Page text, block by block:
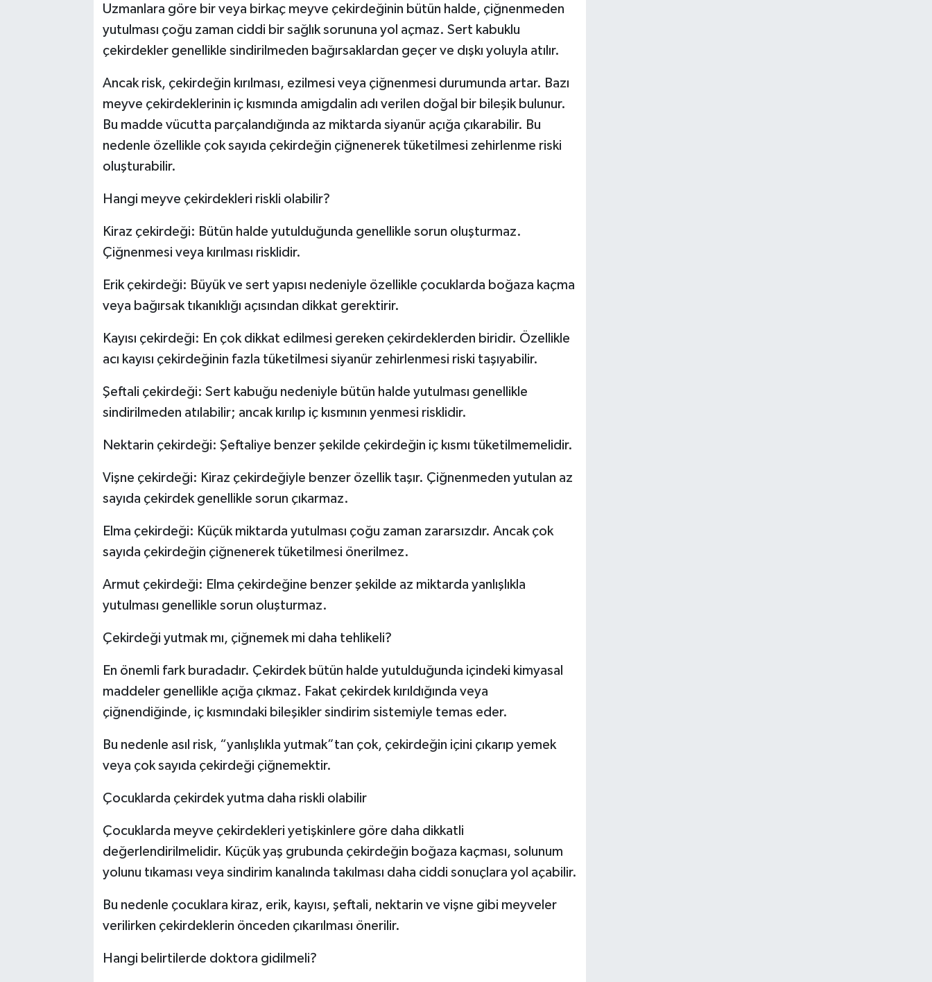
Uzmanlara göre bir veya birkaç meyve çekirdeğinin bütün halde, çiğnenmeden
yutulması çoğu zaman ciddi bir sağlık sorununa yol açmaz. Sert kabuklu
çekirdekler genellikle sindirilmeden bağırsaklardan geçer ve dışkı yoluyla atılır.
Ancak risk, çekirdeğin kırılması, ezilmesi veya çiğnenmesi durumunda artar. Bazı
meyve çekirdeklerinin iç kısmında amigdalin adı verilen doğal bir bileşik bulunur.
Bu madde vücutta parçalandığında az miktarda siyanür açığa çıkarabilir. Bu
nedenle özellikle çok sayıda çekirdeğin çiğnenerek tüketilmesi zehirlenme riski
oluşturabilir.
Hangi meyve çekirdekleri riskli olabilir?
Kiraz çekirdeği: Bütün halde yutulduğunda genellikle sorun oluşturmaz.
Çiğnenmesi veya kırılması risklidir.
Erik çekirdeği: Büyük ve sert yapısı nedeniyle özellikle çocuklarda boğaza kaçma
veya bağırsak tıkanıklığı açısından dikkat gerektirir.
Kayısı çekirdeği: En çok dikkat edilmesi gereken çekirdeklerden biridir. Özellikle
acı kayısı çekirdeğinin fazla tüketilmesi siyanür zehirlenmesi riski taşıyabilir.
Şeftali çekirdeği: Sert kabuğu nedeniyle bütün halde yutulması genellikle
sindirilmeden atılabilir; ancak kırılıp iç kısmının yenmesi risklidir.
Nektarin çekirdeği: Şeftaliye benzer şekilde çekirdeğin iç kısmı tüketilmemelidir.
Vişne çekirdeği: Kiraz çekirdeğiyle benzer özellik taşır. Çiğnenmeden yutulan az
sayıda çekirdek genellikle sorun çıkarmaz.
Elma çekirdeği: Küçük miktarda yutulması çoğu zaman zararsızdır. Ancak çok
sayıda çekirdeğin çiğnenerek tüketilmesi önerilmez.
Armut çekirdeği: Elma çekirdeğine benzer şekilde az miktarda yanlışlıkla
yutulması genellikle sorun oluşturmaz.
Çekirdeği yutmak mı, çiğnemek mi daha tehlikeli?
En önemli fark buradadır. Çekirdek bütün halde yutulduğunda içindeki kimyasal
maddeler genellikle açığa çıkmaz. Fakat çekirdek kırıldığında veya
çiğnendiğinde, iç kısmındaki bileşikler sindirim sistemiyle temas eder.
Bu nedenle asıl risk, “yanlışlıkla yutmak”tan çok, çekirdeğin içini çıkarıp yemek
veya çok sayıda çekirdeği çiğnemektir.
Çocuklarda çekirdek yutma daha riskli olabilir
Çocuklarda meyve çekirdekleri yetişkinlere göre daha dikkatli
değerlendirilmelidir. Küçük yaş grubunda çekirdeğin boğaza kaçması, solunum
yolunu tıkaması veya sindirim kanalında takılması daha ciddi sonuçlara yol açabilir.
Bu nedenle çocuklara kiraz, erik, kayısı, şeftali, nektarin ve vişne gibi meyveler
verilirken çekirdeklerin önceden çıkarılması önerilir.
Hangi belirtilerde doktora gidilmeli?